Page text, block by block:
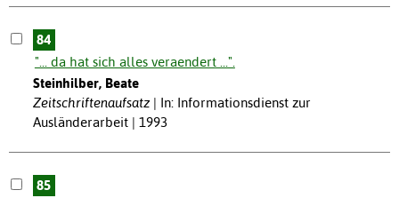
84
"... da hat sich alles veraendert ...".
Steinhilber, Beate
Zeitschriftenaufsatz
In: Informationsdienst zur
Ausländerarbeit | 1993
85